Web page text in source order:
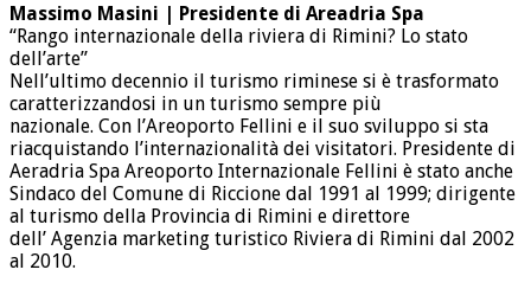
Massimo Masini | Presidente di Areadria Spa
“Rango internazionale della riviera di Rimini? Lo stato
dell’arte”
Nell’ultimo decennio il turismo riminese si è trasformato
caratterizzandosi in un turismo sempre più
nazionale. Con l’Areoporto Fellini e il suo sviluppo si sta
riacquistando l’internazionalità dei visitatori. Presidente di
Aeradria Spa Areoporto Internazionale Fellini è stato anche
Sindaco del Comune di Riccione dal 1991 al 1999; dirigente
al turismo della Provincia di Rimini e direttore
dell’ Agenzia marketing turistico Riviera di Rimini dal 2002
al 2010.